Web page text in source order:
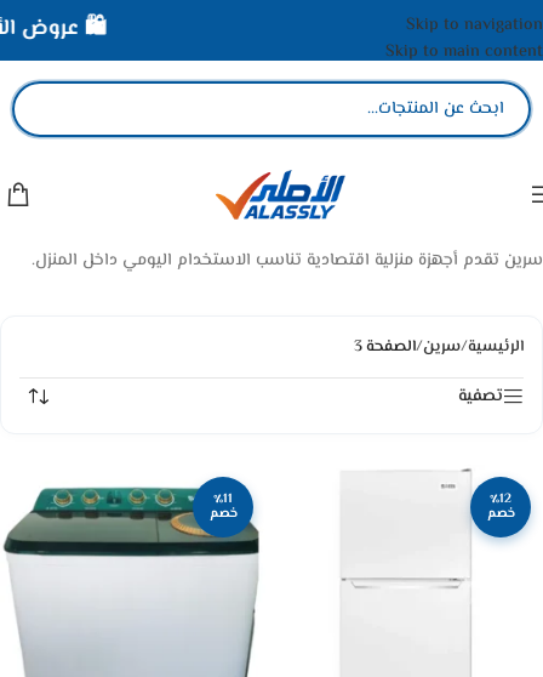
Skip to navigation
Skip to main content
سرين تقدم أجهزة منزلية اقتصادية تناسب الاستخدام اليومي داخل المنزل.
الرئيسية/سرين/الصفحة 3
تصفية
٪12
خصم
٪11
خصم
🛍️ عروض